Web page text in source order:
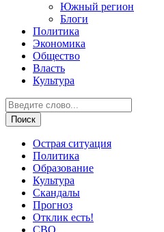
Южный регион
Блоги
Политика
Экономика
Общество
Власть
Культура
Острая ситуация
Политика
Образование
Культура
Скандалы
Прогноз
Отклик есть!
СВО